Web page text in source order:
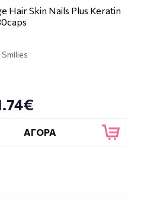
Hair Skin Nails Plus Keratin
Smilies
ΑΓΟΡΑ